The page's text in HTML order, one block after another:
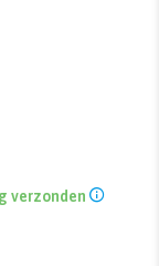
verzonden